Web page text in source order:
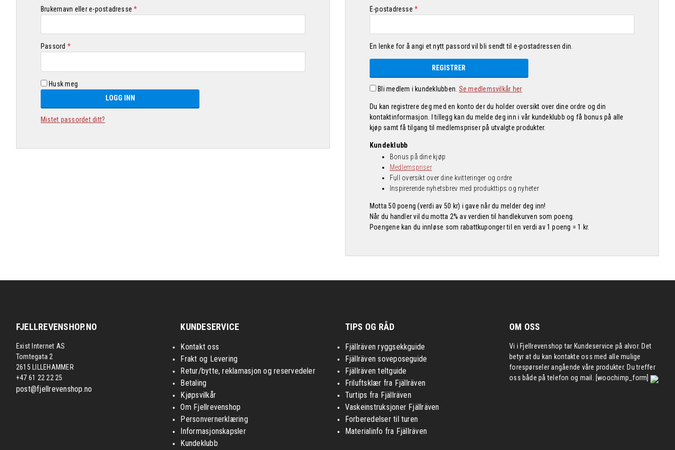
Brukernavn eller e-postadresse*Påkrevd
Passord *Påkrevd
Husk meg
LOGG INN
Mistet passordet ditt?
E-postadresse*Påkrevd
En lenke for å angi et nytt passord vil bli sendt til e-postadressen din.
REGISTRER
Bli medlem i kundeklubben. Se medlemsvilkår her
Du kan registrere deg med en konto der du holder oversikt over dine ordre og din
kontaktinformasjon. I tillegg kan du melde deg inn i vår kundeklubb og få bonus på alle
kjøp samt få tilgang til medlemspriser på utvalgte produkter.
Kundeklubb
Bonus på dine kjøp
Medlemspriser
Full oversikt over dine kvitteringer og ordre
Inspirerende nyhetsbrev med produkttips og nyheter
Motta 50 poeng (verdi av 50 kr) i gave når du melder deg inn!
Når du handler vil du motta 2% av verdien til handlekurven som poeng.
Poengene kan du innløse som rabattkuponger til en verdi av 1 poeng = 1 kr.
FJELLREVENSHOP.NO
Exist Internet AS
Tomtegata 2
2615 LILLEHAMMER
+47 61 22 22 25
post@fjellrevenshop.no
KUNDESERVICE
Kontakt oss
Frakt og Levering
Retur/bytte, reklamasjon og reservedeler
Betaling
Kjøpsvilkår
Om Fjellrevenshop
Personvernerklæring
Informasjonskapsler
Kundeklubb
TIPS OG RÅD
Fjällräven ryggsekkguide
Fjällräven soveposeguide
Fjällräven teltguide
Friluftsklær fra Fjällräven
Turtips fra Fjällräven
Vaskeinstruksjoner Fjällräven
Forberedelser til turen
Materialinfo fra Fjällräven
OM OSS
Vi i Fjellrevenshop tar Kundeservice på alvor. Det
betyr at du kan kontakte oss med alle mulige
forespørseler angående våre produkter. Du treffer
oss både på telefon og mail. [woochimp_form]